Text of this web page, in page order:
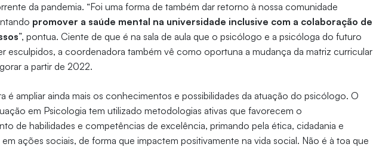
da pandemia. “Foi uma forma de também dar retorno à nossa comunidade
promover a saúde mental na universidade inclusive com a colaboração de
”, pontua. Ciente de que é na sala de aula que o psicólogo e a psicóloga do futuro
esculpidos, a coordenadora também vê como oportuna a mudança da matriz curricular
a partir de 2022.
é ampliar ainda mais os conhecimentos e possibilidades da atuação do psicólogo. O
em Psicologia tem utilizado metodologias ativas que favorecem o
de habilidades e competências de excelência, primando pela ética, cidadania e
ações sociais, de forma que impactem positivamente na vida social. Não é à toa que